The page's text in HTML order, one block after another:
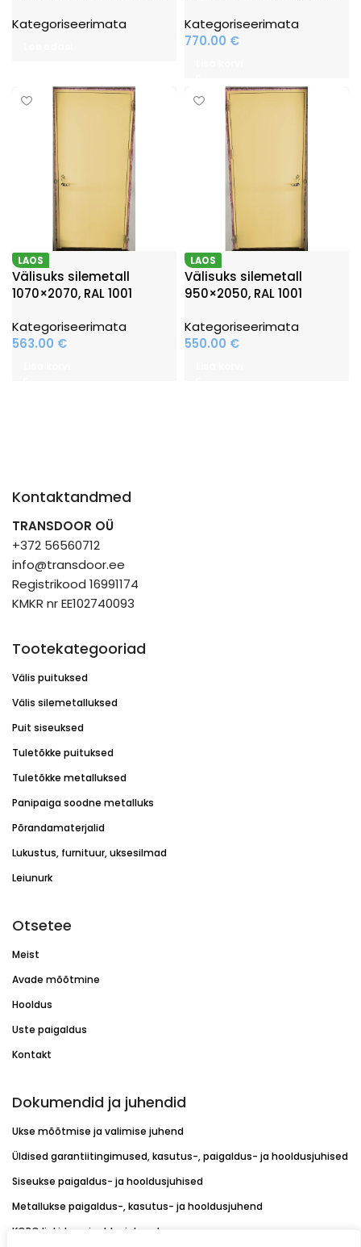
Kategoriseerimata
Kategoriseerimata
770.00 €
LAOS
Välisuks silemetall
1070×2070, RAL 1001
Kategoriseerimata
563.00 €
LAOS
Välisuks silemetall
950×2050, RAL 1001
Kategoriseerimata
550.00 €
Kontaktandmed
TRANSDOOR OÜ
+372 56560712
info@transdoor.ee
Registrikood 16991174
KMKR nr EE102740093
Tootekategooriad
Välis puituksed
Välis silemetalluksed
Puit siseuksed
Tuletõkke puituksed
Tuletõkke metalluksed
Panipaiga soodne metalluks
Põrandamaterjalid
Lukustus, furnituur, uksesilmad
Leiunurk
Otsetee
Meist
Avade mõõtmine
Hooldus
Uste paigaldus
Kontakt
Dokumendid ja juhendid
Ukse mõõtmise ja valimise juhend
Üldised garantiitingimused, kasutus-, paigaldus- ja hooldusjuhised
Siseukse paigaldus- ja hooldusjuhised
Metallukse paigaldus-, kasutus- ja hooldusjuhend
KORO linkide paigaldusjuhend